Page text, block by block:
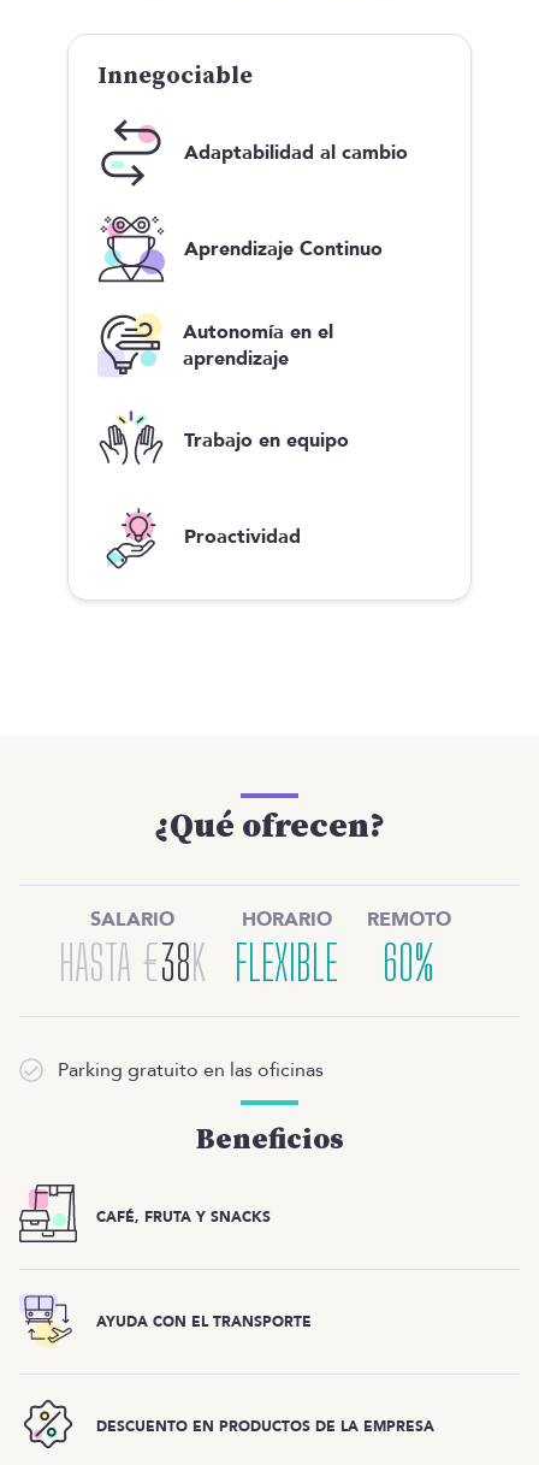
Innegociable
Adaptabilidad al cambio
Aprendizaje Continuo
Autonomía en el
aprendizaje
Trabajo en equipo
Proactividad
¿Qué ofrecen?
SALARIO
HASTA €38K
HORARIO
FLEXIBLE
REMOTO
60%
Parking gratuito en las oficinas
Beneficios
CAFÉ, FRUTA Y SNACKS
AYUDA CON EL TRANSPORTE
DESCUENTO EN PRODUCTOS DE LA EMPRESA